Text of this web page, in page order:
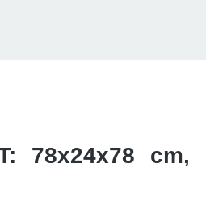
78x24x78 cm,